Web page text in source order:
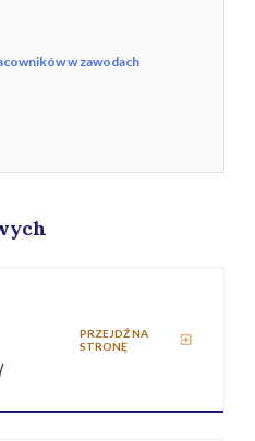
w zawodach
PRZEJDŹ NA
STRONĘ